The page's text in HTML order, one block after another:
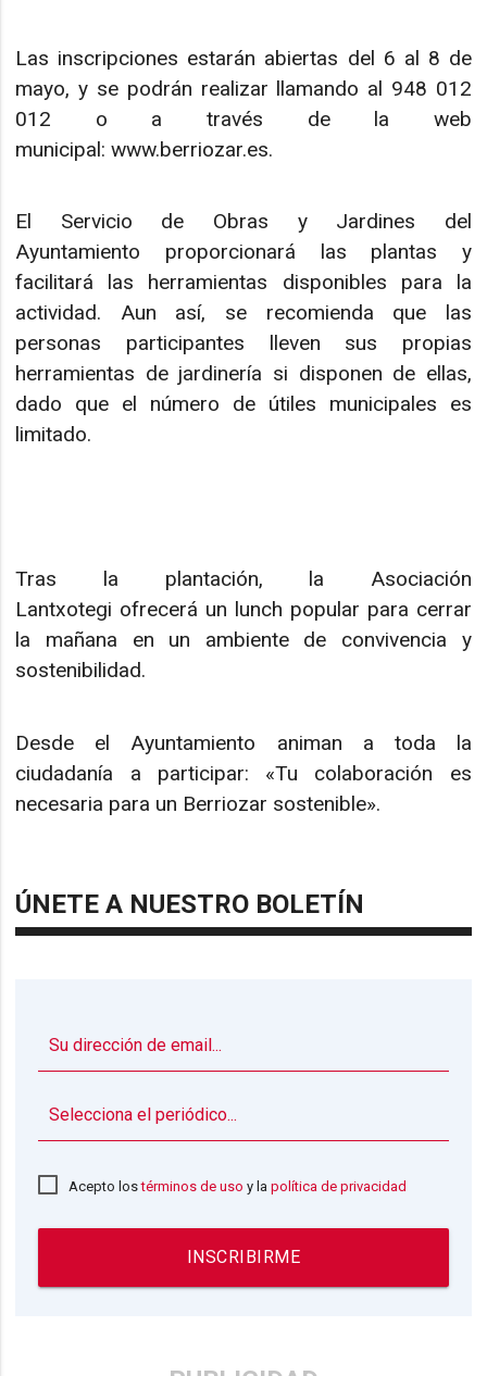
Las inscripciones estarán abiertas del 6 al 8 de
mayo, y se podrán realizar llamando al 948 012
012 o a través de la web
municipal: www.berriozar.es.
El Servicio de Obras y Jardines del
Ayuntamiento proporcionará las plantas y
facilitará las herramientas disponibles para la
actividad. Aun así, se recomienda que las
personas participantes lleven sus propias
herramientas de jardinería si disponen de ellas,
dado que el número de útiles municipales es
limitado.
Tras la plantación, la Asociación
Lantxotegi ofrecerá un lunch popular para cerrar
la mañana en un ambiente de convivencia y
sostenibilidad.
Desde el Ayuntamiento animan a toda la
ciudadanía a participar: «Tu colaboración es
necesaria para un Berriozar sostenible».
ÚNETE A NUESTRO BOLETÍN
Acepto lostérminos de uso y lapolítica de privacidad
INSCRIBIRME